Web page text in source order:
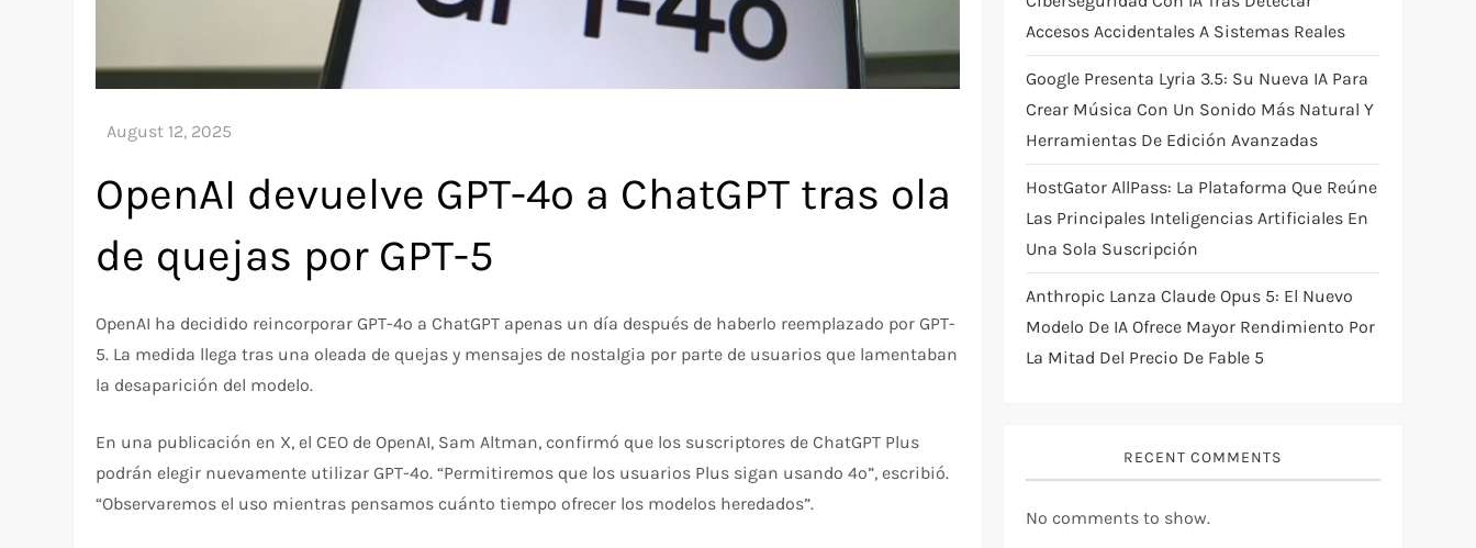
OpenAI devuelve GPT-4o a ChatGPT tras ola
de quejas por GPT-5
OpenAI ha decidido reincorporar GPT-4o a ChatGPT apenas un día después de haberlo reemplazado por GPT-
5. La medida llega tras una oleada de quejas y mensajes de nostalgia por parte de usuarios que lamentaban
la desaparición del modelo.
En una publicación en X, el CEO de OpenAI, Sam Altman, confirmó que los suscriptores de ChatGPT Plus
podrán elegir nuevamente utilizar GPT-4o. “Permitiremos que los usuarios Plus sigan usando 4o”, escribió.
“Observaremos el uso mientras pensamos cuánto tiempo ofrecer los modelos heredados”.
Accesos Accidentales A Sistemas Reales
Google Presenta Lyria 3.5: Su Nueva IA Para
Crear Música Con Un Sonido Más Natural Y
Herramientas De Edición Avanzadas
HostGator AllPass: La Plataforma Que Reúne
Las Principales Inteligencias Artificiales En
Una Sola Suscripción
Anthropic Lanza Claude Opus 5: El Nuevo
Modelo De IA Ofrece Mayor Rendimiento Por
La Mitad Del Precio De Fable 5
RECENT COMMENTS
No comments to show.